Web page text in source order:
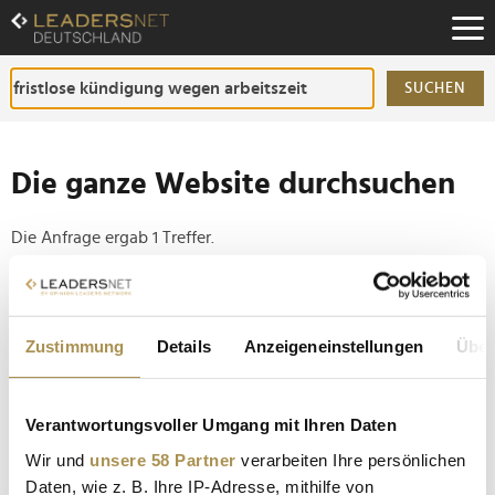
Zustimmung Details Anzeigeneinstellungen
Verantwortungsvoller Umgang mit Ihren Daten
Wir und unsere 58 Partner verarbeiten Ihre persönlichen
Daten, wie z. B. Ihre IP-Adresse, mithilfe von
Zum
Inhalt
Zur
Fußzeilen-
Navigation
SUCHEN
Die ganze Website durchsuchen
Die Anfrage ergab 1 Treffer.
Tipp
Seiten suchen, die genau diese Wortgruppe enthalten:
Wann Arbeitszeitbetrug zur fristlosen Kündigung
führt